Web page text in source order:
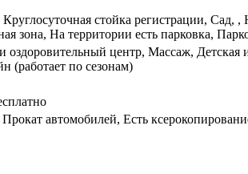
стойка регистрации,
зона, На территории есть парковка,
центр, Массаж,
(работает по сезонам)
автомобилей, Есть